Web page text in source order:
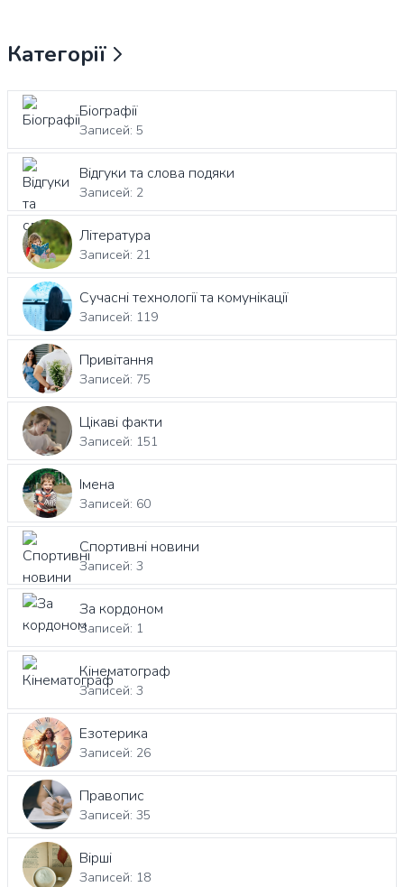
Категорії
Біографії
Записей: 5
Відгуки та слова подяки
Записей: 2
Література
Записей: 21
Сучасні технології та комунікації
Записей: 119
Привітання
Записей: 75
Цікаві факти
Записей: 151
Імена
Записей: 60
Спортивні новини
Записей: 3
За кордоном
Записей: 1
Кінематограф
Записей: 3
Езотерика
Записей: 26
Правопис
Записей: 35
Вірші
Записей: 18